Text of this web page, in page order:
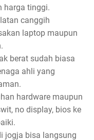
harga tinggi.
canggih
laptop maupun
berat sudah biasa
ahli yang
hardware maupun
no display, bios ke
jogja bisa langsung